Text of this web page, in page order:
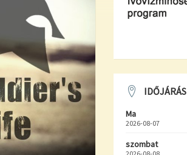
IDŐJÁRÁS
Ma
2026-08-07
szombat